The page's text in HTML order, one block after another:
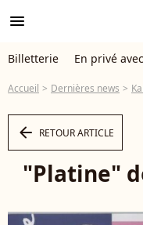
menu
Billetterie En privé avec
Accueil Dernières news
arrow_left RETOUR ARTICLE
"Platine"